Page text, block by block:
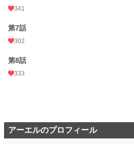
341
第7話
302
第8話
333
アーエルのプロフィール